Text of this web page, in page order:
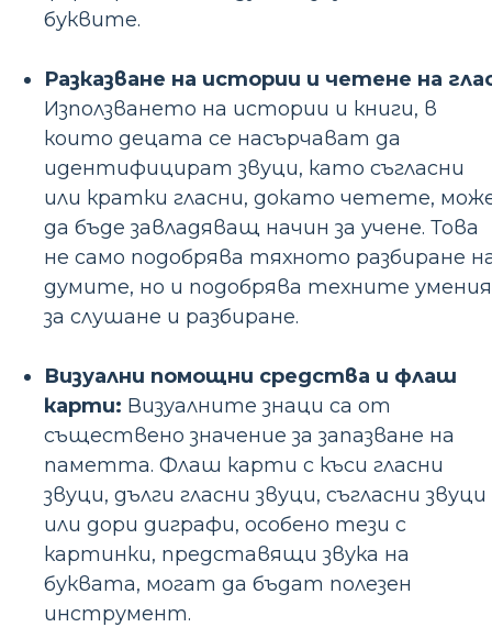
буквите.
Разказване на истории и четене на
Използването на истории и книги, в
които децата се насърчават да
идентифицират звуци, като съгласни
или кратки гласни, докато четете,
да бъде завладяващ начин за учене. Това
не само подобрява тяхното разбиране
думите, но и подобрява техните умения
за слушане и разбиране.
Визуални помощни средства и флаш
карти: Визуалните знаци са от
съществено значение за запазване на
паметта. Флаш карти с къси гласни
звуци, дълги гласни звуци, съгласни звуци
или дори диграфи, особено тези с
картинки, представящи звука на
буквата, могат да бъдат полезен
инструмент.